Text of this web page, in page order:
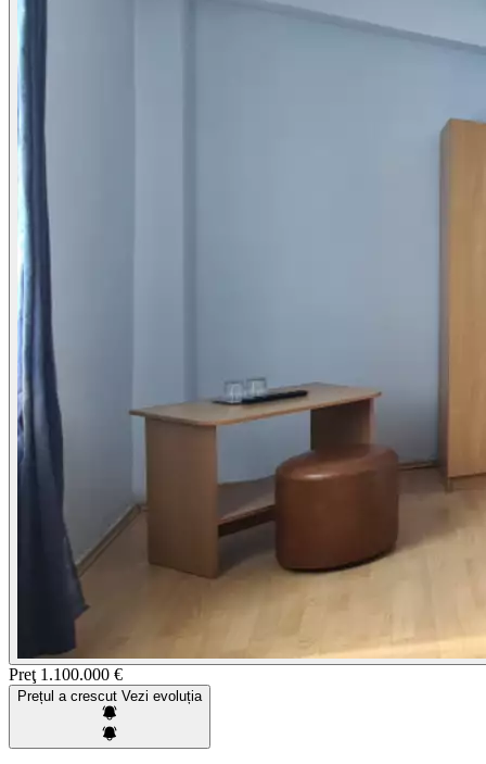
Preţ 1.100.000 €
Prețul a crescut Vezi evoluția